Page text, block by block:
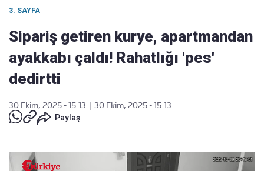
3. SAYFA
Sipariş getiren kurye, apartmandan
ayakkabı çaldı! Rahatlığı 'pes'
dedirtti
30 Ekim, 2025 - 15:13
30 Ekim, 2025 - 15:13
Paylaş